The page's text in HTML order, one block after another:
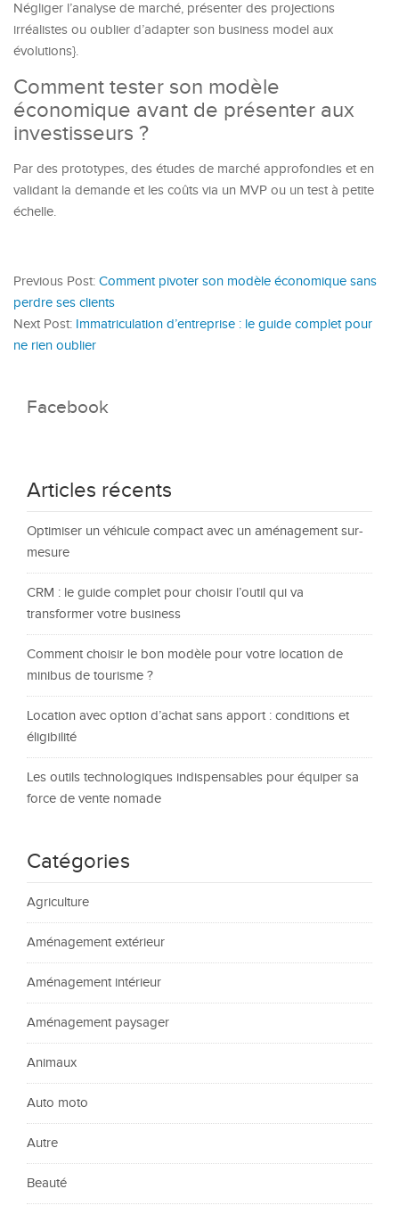
Négliger l’analyse de marché, présenter des projections
irréalistes ou oublier d’adapter son business model aux
évolutions}.
Comment tester son modèle
économique avant de présenter aux
investisseurs ?
Par des prototypes, des études de marché approfondies et en
validant la demande et les coûts via un MVP ou un test à petite
échelle.
Previous Post: Comment pivoter son modèle économique sans
perdre ses clients
Next Post: Immatriculation d’entreprise : le guide complet pour
ne rien oublier
Facebook
Articles récents
Optimiser un véhicule compact avec un aménagement sur-
mesure
CRM : le guide complet pour choisir l’outil qui va
transformer votre business
Comment choisir le bon modèle pour votre location de
minibus de tourisme ?
Location avec option d’achat sans apport : conditions et
éligibilité
Les outils technologiques indispensables pour équiper sa
force de vente nomade
Catégories
Agriculture
Aménagement extérieur
Aménagement intérieur
Aménagement paysager
Animaux
Auto moto
Autre
Beauté